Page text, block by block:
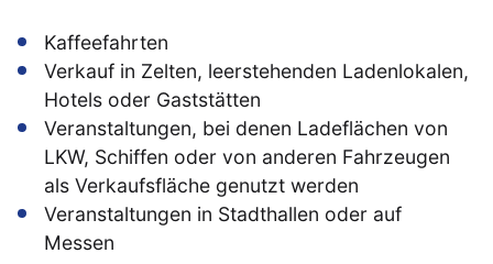
Kaffeefahrten
Verkauf in Zelten, leerstehenden Ladenlokalen,
Hotels oder Gaststätten
Veranstaltungen, bei denen Ladeflächen von
LKW, Schiffen oder von anderen Fahrzeugen
als Verkaufsfläche genutzt werden
Veranstaltungen in Stadthallen oder auf
Messen